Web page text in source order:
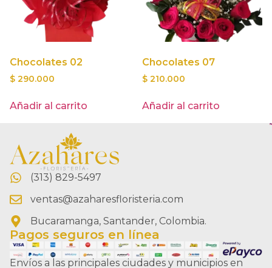
Chocolates 02
$ 290.000
Añadir al carrito
Chocolates 07
$ 210.000
Añadir al carrito
(313) 829-5497
ventas@azaharesfloristeria.com
Bucaramanga, Santander, Colombia.
Pagos seguros en línea
Envíos a las principales ciudades y municipios en